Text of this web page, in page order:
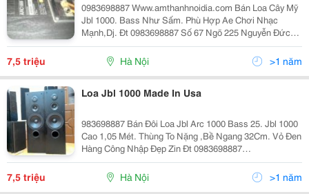
0983698887 Www.amthanhnoidia.com Bán Loa Cây Mỹ
Jbl 1000. Bass Như Sấm. Phù Hợp Ae Chơi Nhạc
Mạnh,Dj. Đt 0983698887 Số 67 Ngõ 225 Nguyễn Đức
Cảnh,Hoàng Mai,Hn.
7,5 triệu Hà Nội >1 năm
Loa Jbl 1000 Made In Usa
983698887 Bán Đôi Loa Jbl Arc 1000 Bass 25. Jbl 1000
Cao 1,05 Mét. Thùng To Nặng ,Bề Ngang 32Cm. Vỏ Đen
Hàng Công Nhập Đẹp Zin Đt 0983698887
Www.amthanhnoidia.com Số 67 Ngõ 225 Nguyễn Đức
Cảnh,Hoàng Mai,Hn.
7,5 triệu Hà Nội >1 năm